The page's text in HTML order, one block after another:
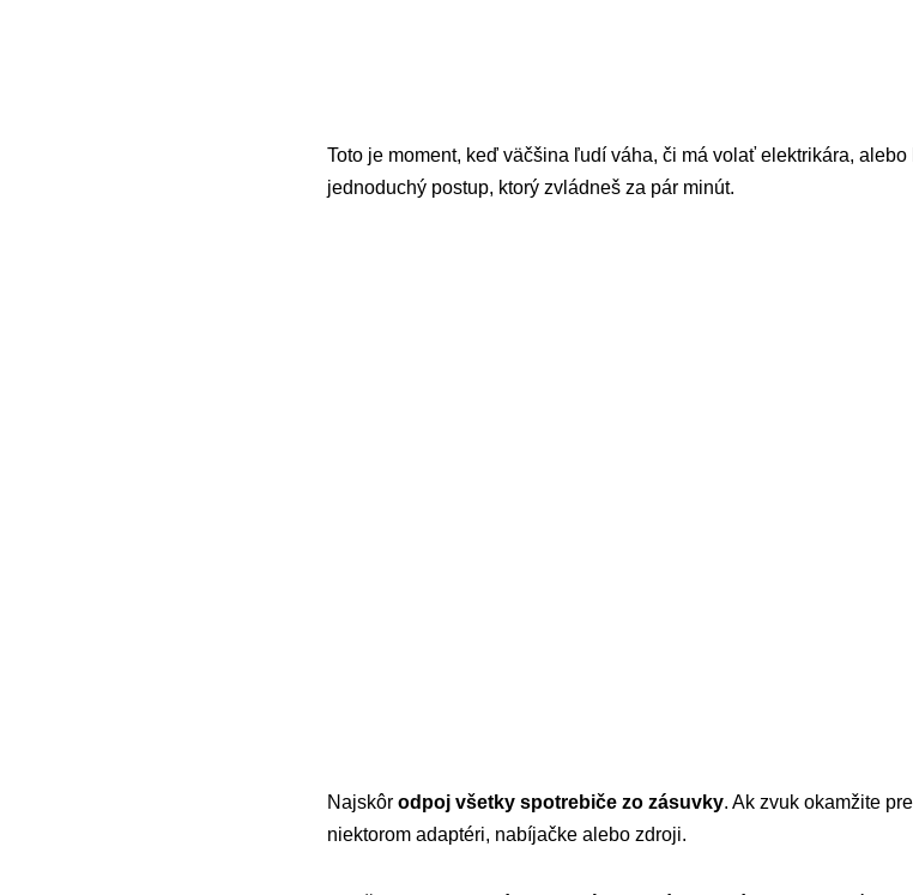
Toto je moment, keď väčšina ľudí váha, či má volať elektrikára,
jednoduchý postup, ktorý zvládneš za pár minút.
Najskôr odpoj všetky spotrebiče zo zásuvky. Ak zvuk okamžite
niektorom adaptéri, nabíjačke alebo zdroji.